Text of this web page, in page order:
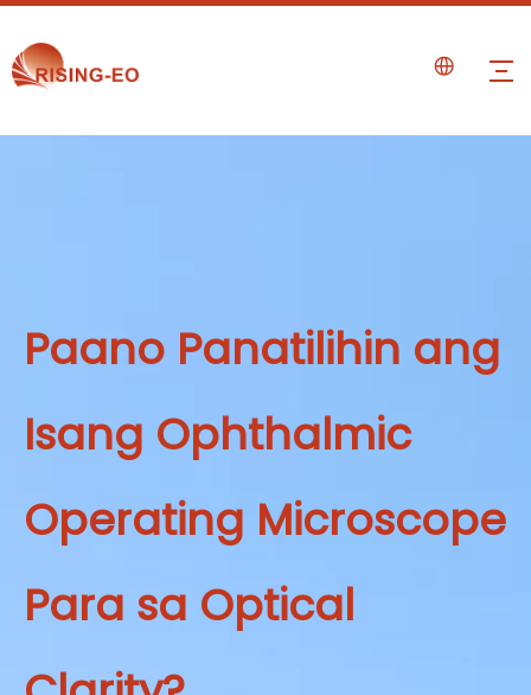
Paano Panatilihin ang
Isang Ophthalmic
Operating Microscope
Para sa Optical